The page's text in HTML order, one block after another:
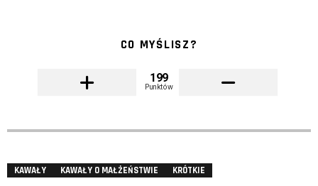
CO MYŚLISZ?
199
Punktów
KAWAŁY KAWAŁY O MAŁŻEŃSTWIE KRÓTKIE